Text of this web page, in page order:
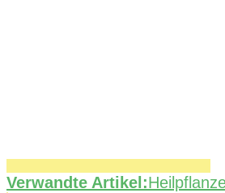
Verwandte Artikel: